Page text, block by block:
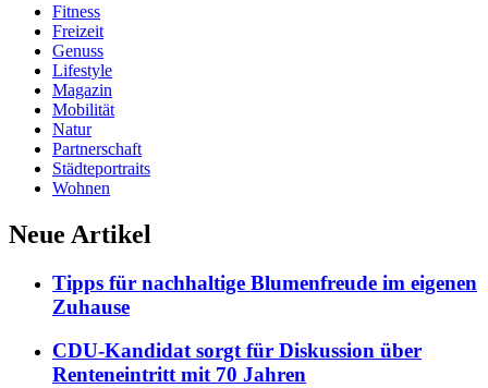
Fitness
Freizeit
Genuss
Lifestyle
Magazin
Mobilität
Natur
Partnerschaft
Städteportraits
Wohnen
Neue Artikel
Tipps für nachhaltige Blumenfreude im eigenen
Zuhause
CDU-Kandidat sorgt für Diskussion über
Renteneintritt mit 70 Jahren